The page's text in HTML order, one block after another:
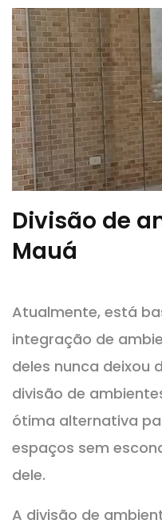
Divisão de
Mauá
Atualmente, está
integração de
deles nunca deixou
divisão de
ótima alternativa
espaços sem
dele.
A divisão de